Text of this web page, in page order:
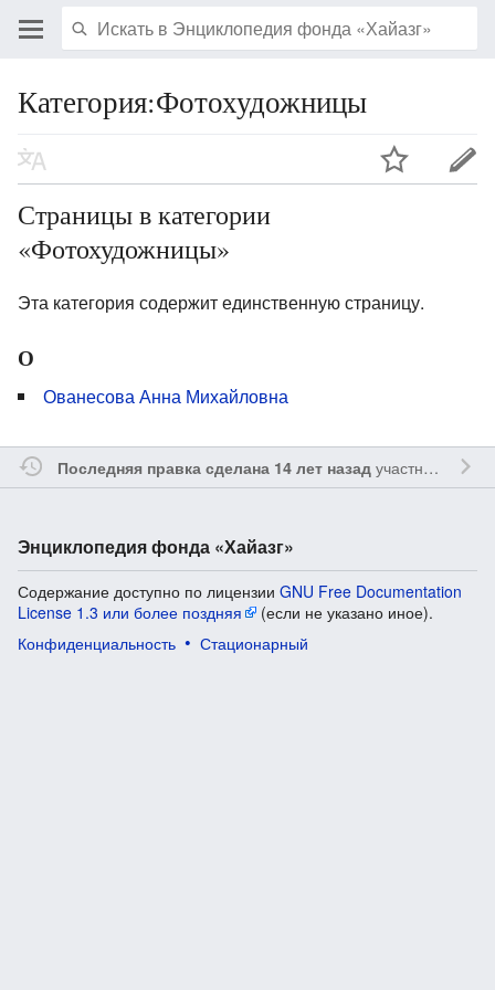
Категория:Фотохудожницы
Страницы в категории
«Фотохудожницы»
Эта категория содержит единственную страницу.
О
Ованесова Анна Михайловна
Последняя правка сделана 14 лет назадучастником
Энциклопедия фонда «Хайазг»
Содержание доступно по лицензии GNU Free Documentation
License 1.3 или более поздняя
(если не указано иное).
Конфиденциальность
Стационарный